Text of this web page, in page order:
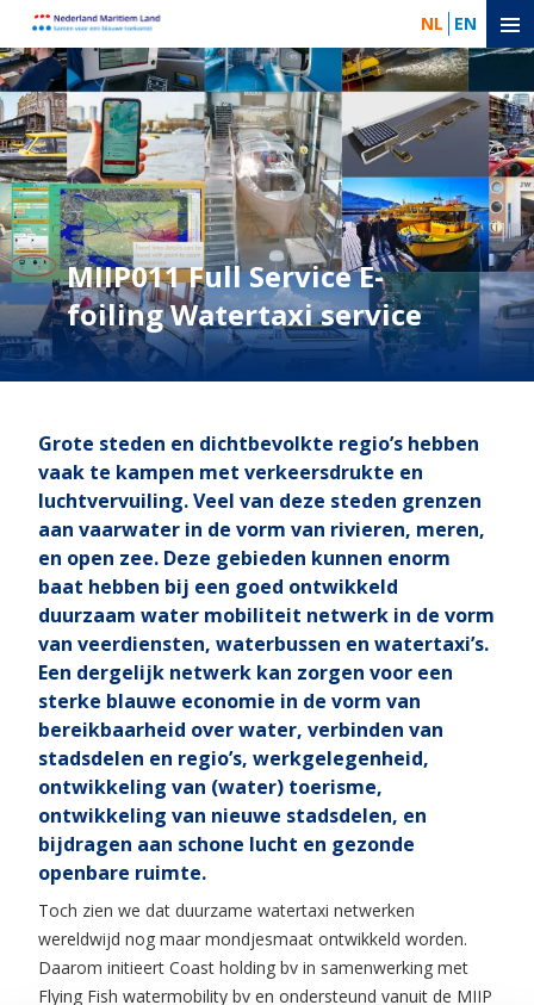
NL EN
MIIP011 Full Service E-
foiling Watertaxi service
Grote steden en dichtbevolkte regio’s hebben
vaak te kampen met verkeersdrukte en
luchtvervuiling. Veel van deze steden grenzen
aan vaarwater in de vorm van rivieren, meren,
en open zee. Deze gebieden kunnen enorm
baat hebben bij een goed ontwikkeld
duurzaam water mobiliteit netwerk in de vorm
van veerdiensten, waterbussen en watertaxi’s.
Een dergelijk netwerk kan zorgen voor een
sterke blauwe economie in de vorm van
bereikbaarheid over water, verbinden van
stadsdelen en regio’s, werkgelegenheid,
ontwikkeling van (water) toerisme,
ontwikkeling van nieuwe stadsdelen, en
bijdragen aan schone lucht en gezonde
openbare ruimte.
Toch zien we dat duurzame watertaxi netwerken
wereldwijd nog maar mondjesmaat ontwikkeld worden.
Daarom initieert Coast holding bv in samenwerking met
Flying Fish watermobility bv en ondersteund vanuit de MIIP